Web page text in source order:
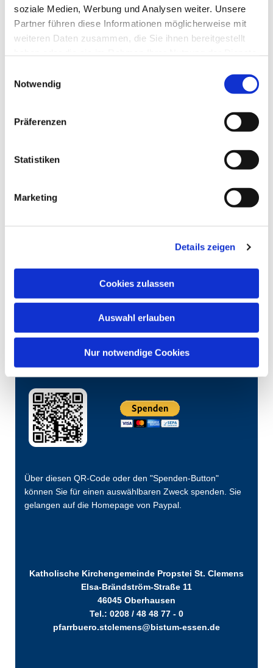
soziale Medien, Werbung und Analysen weiter. Unsere
Partner führen diese Informationen möglicherweise mit
weiteren Daten zusammen, die Sie ihnen bereitgestellt
Notwendig
Präferenzen
Statistiken
Marketing
Details zeigen
Cookies zulassen
Auswahl erlauben
Nur notwendige Cookies
Dies könnte Sie auch
interessieren
Über diesen QR-Code oder den "Spenden-Button"
können Sie für einen auswählbaren Zweck spenden. Sie
gelangen auf die Homepage von Paypal.
Katholische Kirchengemeinde Propstei St. Clemens
Elsa-Brändström-Straße 11
46045 Oberhausen
Tel.: 0208 / 48 48 77 - 0
pfarrbuero.stclemens@bistum-essen.de